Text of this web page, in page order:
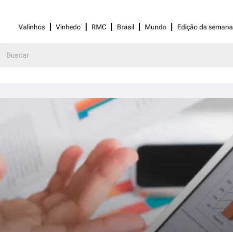
Valinhos Vinhedo RMC Brasil Mundo Edição da semana